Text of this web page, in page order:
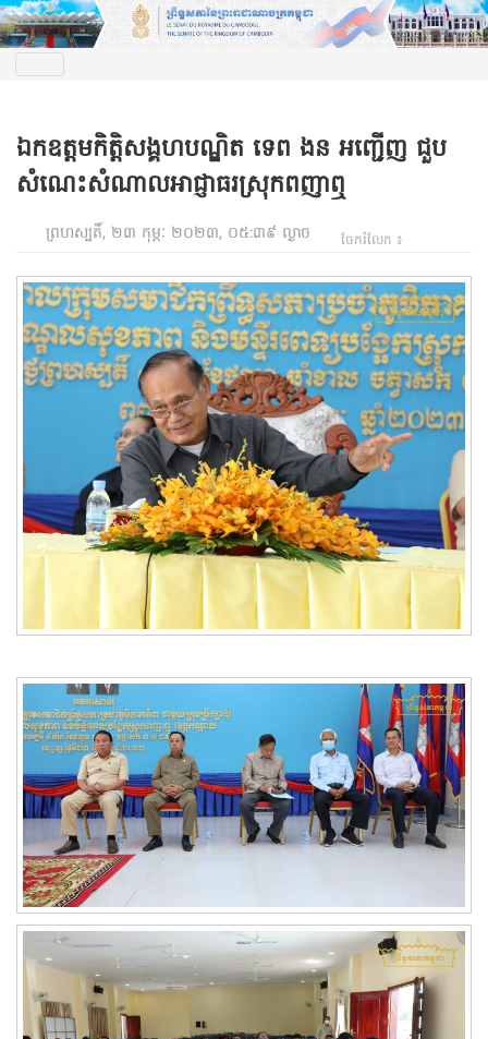
ឯកឧត្តមកិត្តិសង្គហបណ្ឌិត ទេព ងន អញ្ជើញ ជួប
សំណេះសំណាលអាជ្ញាធរស្រុកពញាឮ
ព្រហស្បតិ៍, ២៣ កុម្ភៈ ២០២៣, ០៥:៣៩ ល្ងាច ចែករំលែក ៖